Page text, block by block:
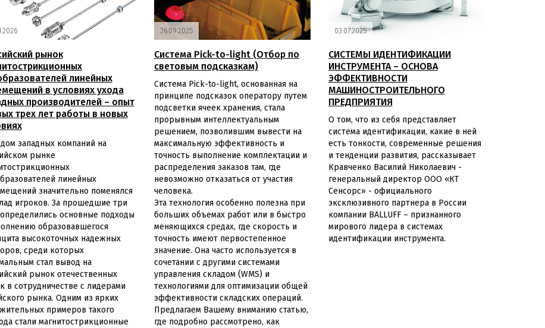
рынок
линейных
в условиях ухода
производителей – опыт
трех лет работы в новых
западных компаний на
рынке
линейных
значительно поменялся
игроков. За прошедшие три
определились основные подходы
образовавшегося
высокоточных надежных
среди которых
стал вывод на
рынок отечественных
в сотрудничестве с лидерами
рынка. Одним из ярких
примеров такого
стали магнитострикционные
26.09.2025
Система Pick-to-light (Отбор по
световым подсказкам)
Система Pick-to-light, основанная на
принципе подсказок оператору путем
подсветки ячеек хранения, стала
прорывным интеллектуальным
решением, позволившим вывести на
максимальную эффективность и
точность выполнение комплектации и
распределения заказов там, где
невозможно отказаться от участия
человека.
Эта технология особенно полезна при
больших объемах работ или в быстро
меняющихся средах, где скорость и
точность имеют первостепенное
значение. Она часто используется в
сочетании с другими системами
управления складом (WMS) и
технологиями для оптимизации общей
эффективности складских операций.
Предлагаем Вашему вниманию статью,
где подробно рассмотрено, как
03.07.2025
СИСТЕМЫ ИДЕНТИФИКАЦИИ
ИНСТРУМЕНТА – ОСНОВА
ЭФФЕКТИВНОСТИ
МАШИНОСТРОИТЕЛЬНОГО
ПРЕДПРИЯТИЯ
О том, что из себя представляет
система идентификации, какие в ней
есть тонкости, современные решения
и тенденции развития, рассказывает
Кравченко Василий Николаевич -
генеральный директор ООО «КТ
Сенсорс» - официального
эксклюзивного партнера в России
компании BALLUFF – признанного
мирового лидера в системах
идентификации инструмента.